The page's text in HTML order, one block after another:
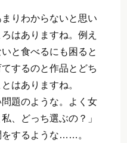
りわからないと思い
はありますね。例え
と食べるにも困ると
するのと作品とどち
はありますね。
題のような。よく女
、どっち選ぶの？」
をするような……。